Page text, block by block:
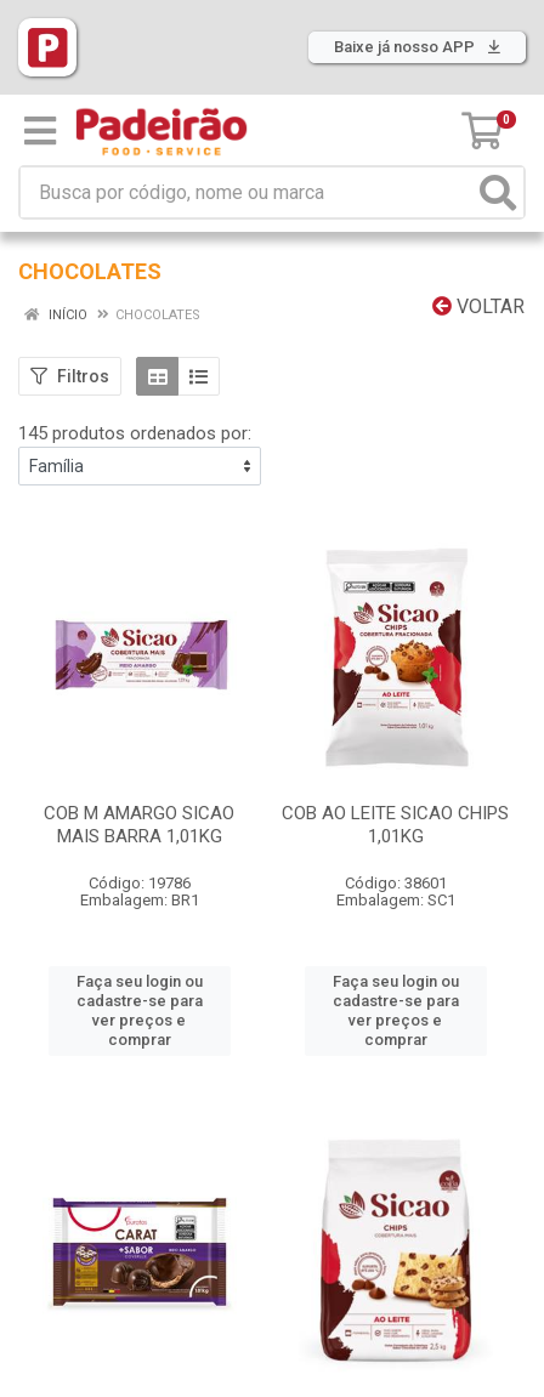
Baixe já nosso APP
0
CHOCOLATES
VOLTAR
INÍCIO CHOCOLATES
Filtros
145 produtos ordenados por:
COB M AMARGO SICAO
MAIS BARRA 1,01KG
Código: 19786
Embalagem: BR1
Faça seu login ou
cadastre-se para
ver preços e
comprar
COB AO LEITE SICAO CHIPS
1,01KG
Código: 38601
Embalagem: SC1
Faça seu login ou
cadastre-se para
ver preços e
comprar